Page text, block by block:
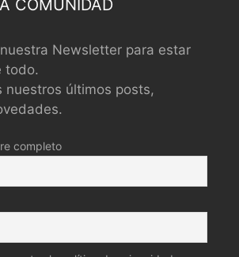
COMUNIDAD
Newsletter para estar
todo.
nuestros últimos posts,
completo